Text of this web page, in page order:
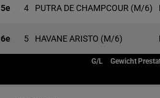
5e 4 PUTRA DE CHAMPCOUR (M/6)
6e 5 HAVANE ARISTO (M/6)
G/L Gewicht